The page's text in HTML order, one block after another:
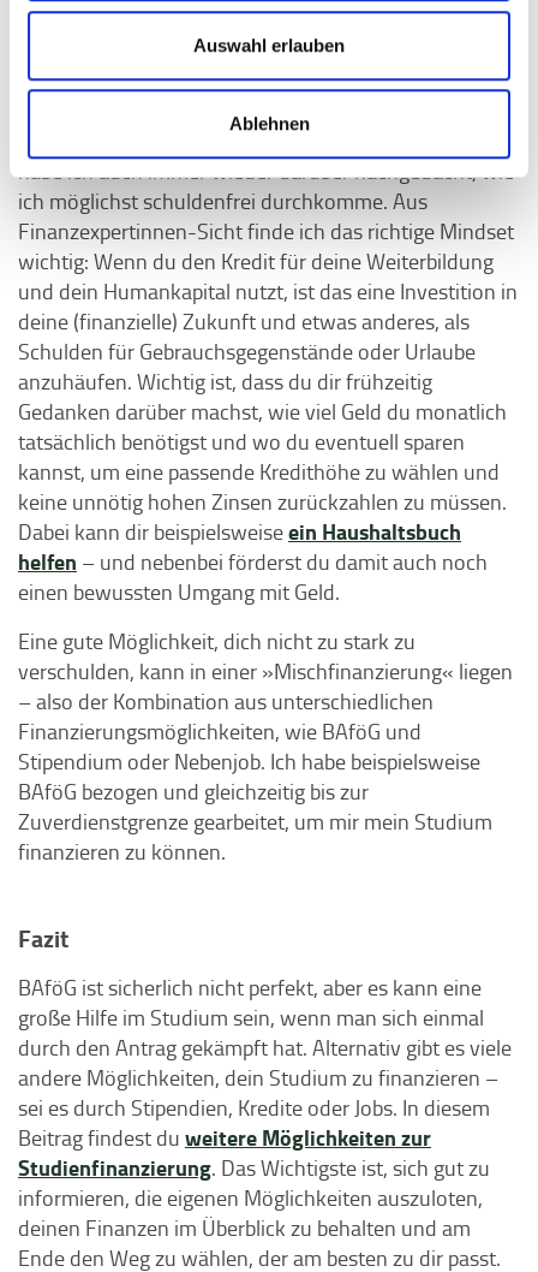
Auswahl erlauben
Ablehnen
Wie schaffe ich es, mich nicht zu krass zu
Sich zu verschulden, ist für die meisten Menschen
keine leichte Entscheidung. Während meines Studiums
habe ich auch immer wieder darüber nachgedacht, wie
ich möglichst schuldenfrei durchkomme. Aus
Finanzexpertinnen-Sicht finde ich das richtige Mindset
wichtig: Wenn du den Kredit für deine Weiterbildung
und dein Humankapital nutzt, ist das eine Investition in
deine (finanzielle) Zukunft und etwas anderes, als
Schulden für Gebrauchsgegenstände oder Urlaube
anzuhäufen. Wichtig ist, dass du dir frühzeitig
Gedanken darüber machst, wie viel Geld du monatlich
tatsächlich benötigst und wo du eventuell sparen
kannst, um eine passende Kredithöhe zu wählen und
keine unnötig hohen Zinsen zurückzahlen zu müssen.
Dabei kann dir beispielsweiseein Haushaltsbuch
helfen – und nebenbei förderst du damit auch noch
einen bewussten Umgang mit Geld.
Eine gute Möglichkeit, dich nicht zu stark zu
verschulden, kann in einer »Mischfinanzierung« liegen
– also der Kombination aus unterschiedlichen
Finanzierungsmöglichkeiten, wie BAföG und
Stipendium oder Nebenjob. Ich habe beispielsweise
BAföG bezogen und gleichzeitig bis zur
Zuverdienstgrenze gearbeitet, um mir mein Studium
finanzieren zu können.
Fazit
BAföG ist sicherlich nicht perfekt, aber es kann eine
große Hilfe im Studium sein, wenn man sich einmal
durch den Antrag gekämpft hat. Alternativ gibt es viele
andere Möglichkeiten, dein Studium zu finanzieren –
sei es durch Stipendien, Kredite oder Jobs. In diesem
Beitrag findest du weitere Möglichkeiten zur
Studienfinanzierung. Das Wichtigste ist, sich gut zu
informieren, die eigenen Möglichkeiten auszuloten,
deinen Finanzen im Überblick zu behalten und am
Ende den Weg zu wählen, der am besten zu dir passt.